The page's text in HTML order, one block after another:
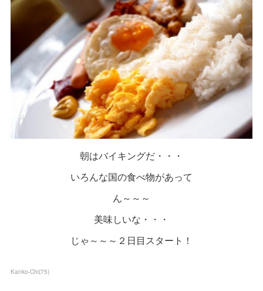
朝はバイキングだ・・・
いろんな国の食べ物があって
ん～～～
美味しいな・・・
じゃ～～～２日目スタート！
Kanko-Chi(75)